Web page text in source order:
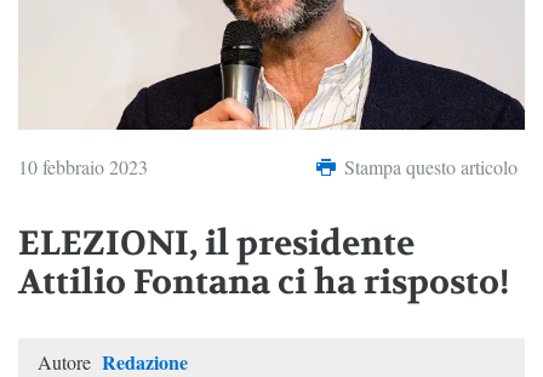
10 febbraio 2023 Stampa questo articolo
ELEZIONI, il presidente
Attilio Fontana ci ha risposto!
Autore Redazione